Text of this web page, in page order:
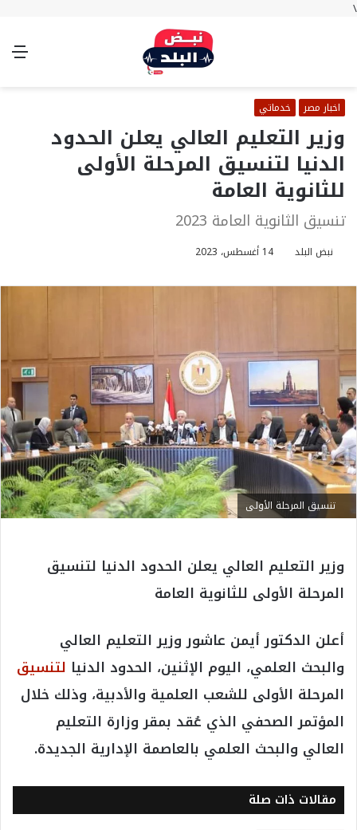
\
الوضع
اخبار مصر خدماتي
وزير التعليم العالي يعلن الحدود
الدنيا لتنسيق المرحلة الأولى
للثانوية العامة
تنسيق الثانوية العامة 2023
نبض البلد 14 أغسطس، 2023
تنسيق المرحلة الأولى
وزير التعليم العالي يعلن الحدود الدنيا لتنسيق
المرحلة الأولى للثانوية العامة
أعلن الدكتور أيمن عاشور وزير التعليم العالي
والبحث العلمي، اليوم الإثنين، الحدود الدنيا لتنسيق
المرحلة الأولى للشعب العلمية والأدبية، وذلك خلال
المؤتمر الصحفي الذي عُقد بمقر وزارة التعليم
العالي والبحث العلمي بالعاصمة الإدارية الجديدة.
مقالات ذات صلة